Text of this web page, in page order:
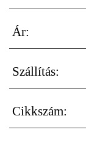
Ár:
Szállítás:
Cikkszám: